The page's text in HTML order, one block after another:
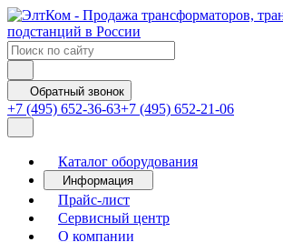
Обратный звонок
+7 (495) 652-36-63+7 (495) 652-21-06
Каталог оборудования
Информация
Прайс-лист
Сервисный центр
О компании